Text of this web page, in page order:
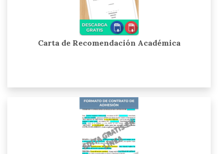
Carta de Recomendación Académica